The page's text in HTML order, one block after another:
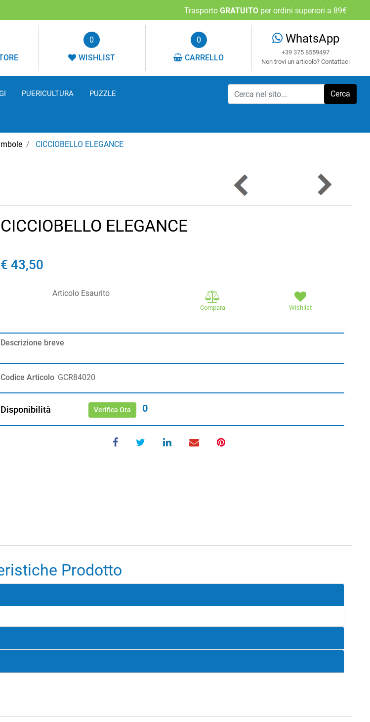
Trasporto GRATUITO per ordini superiori a 89€
0
WISHLIST
0
CARRELLO
WhatsApp
+39 375 8559497
Non trovi un articolo? Contattaci
PUERICULTURA PUZZLE
CICCIOBELLO ELEGANCE
CICCIOBELLO ELEGANCE
€ 43,50
Articolo Esaurito
Compara Wishlist
Descrizione breve
Codice Articolo GCR84020
Disponibilità Verifica Ora 0
Prodotto